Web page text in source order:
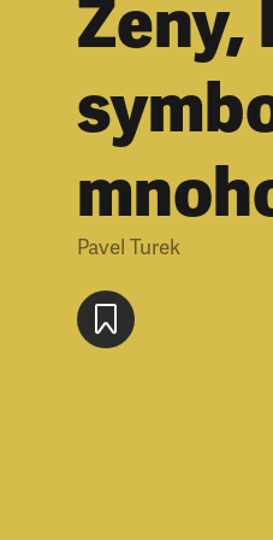
Ženy,
Pavel Turek